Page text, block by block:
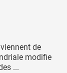
de
modifie
...